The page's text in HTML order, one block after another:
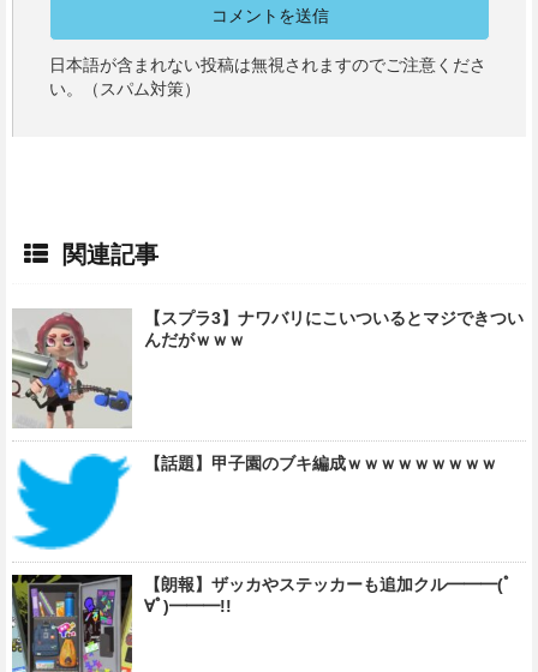
日本語が含まれない投稿は無視されますのでご注意くださ
い。（スパム対策）
関連記事
【スプラ3】ナワバリにこいついるとマジできつい
んだがｗｗｗ
【話題】甲子園のブキ編成ｗｗｗｗｗｗｗｗｗ
【朗報】ザッカやステッカーも追加クル━━━(ﾟ
∀ﾟ)━━━!!